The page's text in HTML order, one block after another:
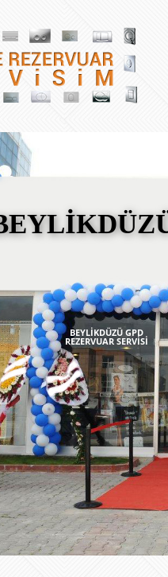
BEYLİKDÜZÜ GPD
REZERVUAR SERVİSİ